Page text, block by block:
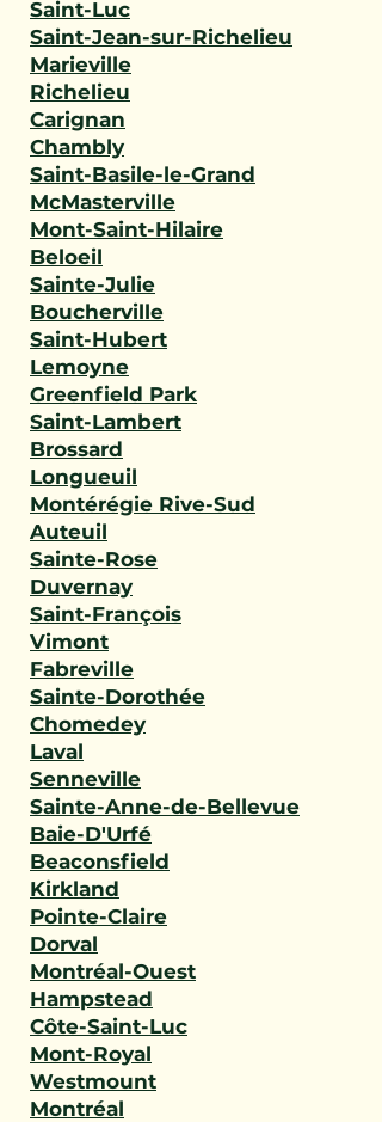
Saint-Luc
Saint-Jean-sur-Richelieu
Marieville
Richelieu
Carignan
Chambly
Saint-Basile-le-Grand
McMasterville
Mont-Saint-Hilaire
Beloeil
Sainte-Julie
Boucherville
Saint-Hubert
Lemoyne
Greenfield Park
Saint-Lambert
Brossard
Longueuil
Montérégie Rive-Sud
Auteuil
Sainte-Rose
Duvernay
Saint-François
Vimont
Fabreville
Sainte-Dorothée
Chomedey
Laval
Senneville
Sainte-Anne-de-Bellevue
Baie-D'Urfé
Beaconsfield
Kirkland
Pointe-Claire
Dorval
Montréal-Ouest
Hampstead
Côte-Saint-Luc
Mont-Royal
Westmount
Montréal